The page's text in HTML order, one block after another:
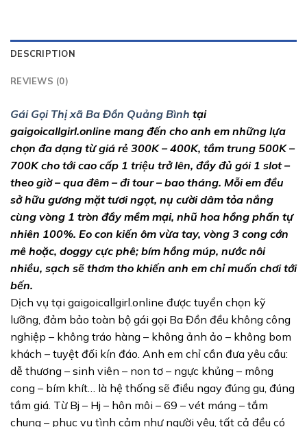
DESCRIPTION
REVIEWS (0)
Gái Gọi Thị xã Ba Đồn Quảng Bình tại
gaigoicallgirl.online mang đến cho anh em những lựa
chọn đa dạng từ giá rẻ 300K – 400K, tầm trung 500K –
700K cho tới cao cấp 1 triệu trở lên, đầy đủ gói 1 slot –
theo giờ – qua đêm – đi tour – bao tháng. Mỗi em đều
sở hữu gương mặt tươi ngọt, nụ cười dâm tỏa nắng
cùng vòng 1 tròn đầy mềm mại, nhũ hoa hồng phấn tự
nhiên 100%. Eo con kiến ôm vừa tay, vòng 3 cong cớn
mê hoặc, doggy cực phê; bím hồng múp, nước nôi
nhiều, sạch sẽ thơm tho khiến anh em chỉ muốn chơi tới
bến.
Dịch vụ tại gaigoicallgirl.online được tuyển chọn kỹ
lưỡng, đảm bảo toàn bộ gái gọi Ba Đồn đều không công
nghiệp – không tráo hàng – không ảnh ảo – không bom
khách – tuyệt đối kín đáo. Anh em chỉ cần đưa yêu cầu:
dễ thương – sinh viên – non tơ – ngực khủng – mông
cong – bím khít… là hệ thống sẽ điều ngay đúng gu, đúng
tầm giá. Từ Bj – Hj – hôn môi – 69 – vét máng – tắm
chung – phục vụ tình cảm như người yêu, tất cả đều có